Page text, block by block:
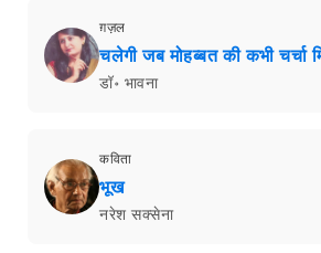
ग़ज़ल
चलेगी जब मोहब्बत की कभी चर्चा
डॉ॰ भावना
कविता
भूख
नरेश सक्सेना